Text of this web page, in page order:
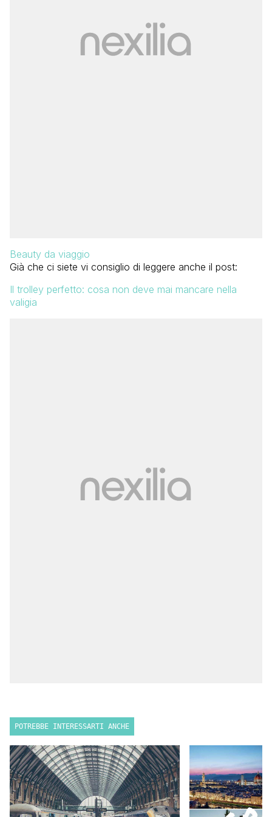
Beauty da viaggio
Già che ci siete vi consiglio di leggere anche il post:
Il trolley perfetto: cosa non deve mai mancare nella
valigia
POTREBBE INTERESSARTI ANCHE